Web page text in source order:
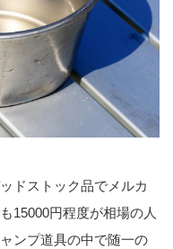
ドストック品でメルカ
15000円程度が相場の人
ンプ道具の中で随一の